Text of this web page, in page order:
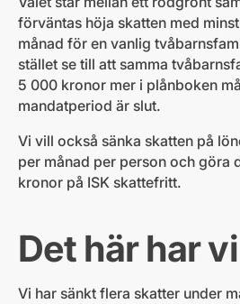
förväntas höja skatten med
månad för en vanlig
stället se till att samma
5 000 kronor mer i plånboken
mandatperiod är slut.
Vi vill också sänka skatten på
per månad per person och göra
kronor på ISK skattefritt.
Det här har
Vi har sänkt flera skatter under